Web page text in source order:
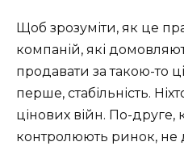
Щоб зрозуміти, як це
компаній, які
продавати за такою-то
перше, стабільність.
цінових війн. По-друге,
контролюють ринок,